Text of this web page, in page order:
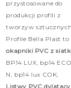
przystosowane do
produkcji profili z
tworzyw
Profile Bella Plast to
okapniki PVC z
BP14 LUX, bp14 ECO
N, bp14 lux COK;
Listwy PVC